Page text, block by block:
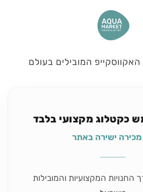
האקווסקייפ המובילים בעולם
כקטלוג מקצועי בלבד
מכירה ישירה באתר
החנויות המקצועיות והמובילות